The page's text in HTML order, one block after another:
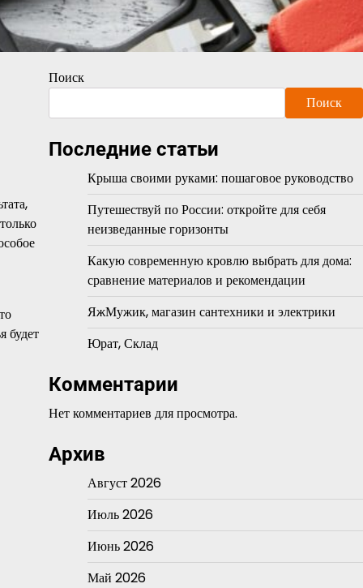
будет
Поиск
Поиск
Последние статьи
Крыша своими руками: пошаговое руководство
Путешествуй по России: откройте для себя
неизведанные горизонты
Какую современную кровлю выбрать для дома:
сравнение материалов и рекомендации
ЯжМужик, магазин сантехники и электрики
Юрат, Склад
Комментарии
Нет комментариев для просмотра.
Архив
Август 2026
Июль 2026
Июнь 2026
Май 2026